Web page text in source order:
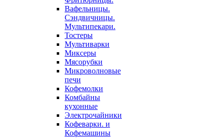
Вафельницы.
Сэндвичницы.
Мультипекари.
Тостеры
Мультиварки
Миксеры
Мясорубки
Микроволновые
печи
Кофемолки
Комбайны
кухонные
Электрочайники
Кофеварки. и
Кофемашины